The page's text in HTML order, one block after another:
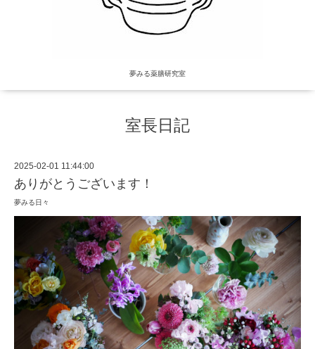
夢みる薬膳研究室
室長日記
2025-02-01 11:44:00
ありがとうございます！
夢みる日々